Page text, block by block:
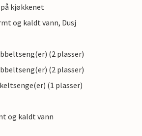
kjøkkenet
og kaldt vann, Dusj
(2 plasser)
(2 plasser)
(1 plasser)
og kaldt vann